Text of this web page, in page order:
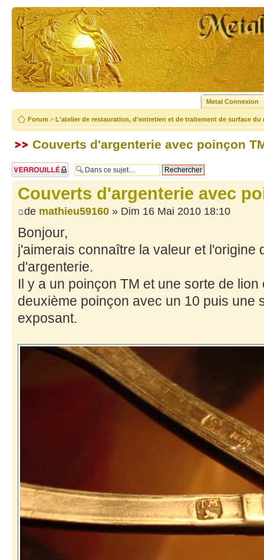
Metal Connexion
Forum > L'atelier de restauration, d'entretien et de traitement de surface du
Couverts d'argenterie avec poinçon
Sujet verrouillé
Couverts d'argenterie avec
de mathieu59160 » Dim 16 Mai 2010 18:10
Bonjour,
j'aimerais connaître la valeur et l'origine
d'argenterie.
Il y a un poinçon TM et une sorte de lion
deuxième poinçon avec un 10 puis une
exposant.